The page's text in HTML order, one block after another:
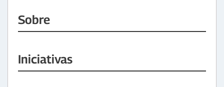
Sobre
Iniciativas